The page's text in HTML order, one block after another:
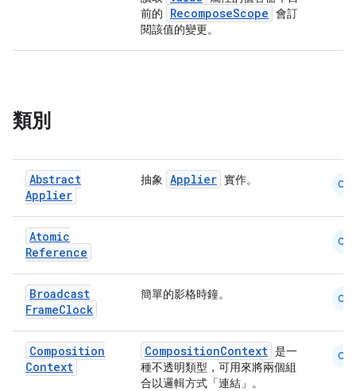
前的
RecomposeScope 會訂
閱該值的變更。
類別
Abstract
Applier
抽象 Applier 實作。 CM
Atomic
Reference
CM
Broadcast
FrameClock
簡單的影格時鐘。 CM
Composition
Context
CompositionContext 是一
種不透明類型，可用來將兩個組
合以邏輯方式「連結」。
CM